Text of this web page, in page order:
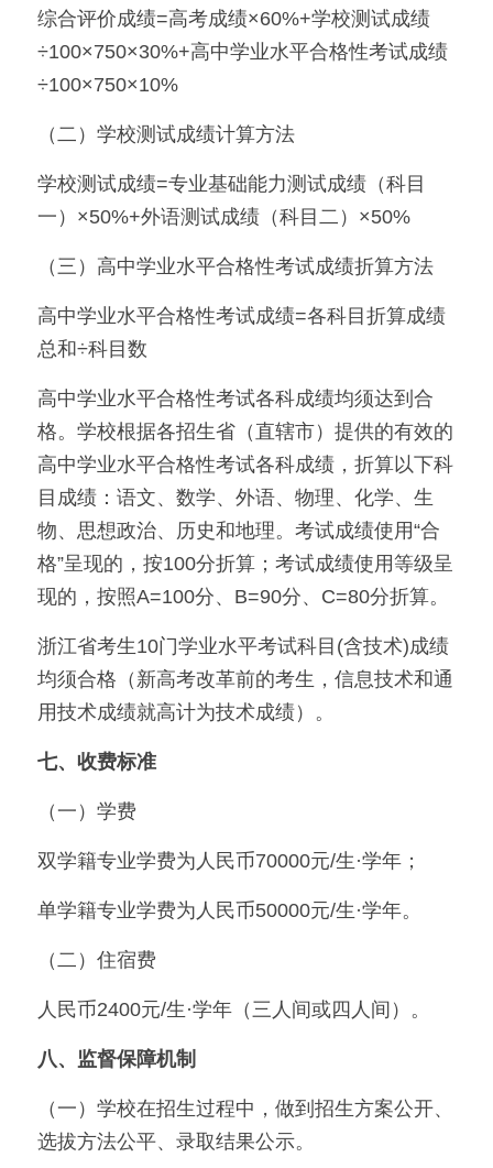
综合评价成绩=高考成绩×60%+学校测试成绩
÷100×750×30%+高中学业水平合格性考试成绩
÷100×750×10%
（二）学校测试成绩计算方法
学校测试成绩=专业基础能力测试成绩（科目
一）×50%+外语测试成绩（科目二）×50%
（三）高中学业水平合格性考试成绩折算方法
高中学业水平合格性考试成绩=各科目折算成绩
总和÷科目数
高中学业水平合格性考试各科成绩均须达到合
格。学校根据各招生省（直辖市）提供的有效的
高中学业水平合格性考试各科成绩，折算以下科
目成绩：语文、数学、外语、物理、化学、生
物、思想政治、历史和地理。考试成绩使用“合
格”呈现的，按100分折算；考试成绩使用等级呈
现的，按照A=100分、B=90分、C=80分折算。
浙江省考生10门学业水平考试科目(含技术)成绩
均须合格（新高考改革前的考生，信息技术和通
用技术成绩就高计为技术成绩）。
七、收费标准
（一）学费
双学籍专业学费为人民币70000元/生·学年；
单学籍专业学费为人民币50000元/生·学年。
（二）住宿费
人民币2400元/生·学年（三人间或四人间）。
八、监督保障机制
（一）学校在招生过程中，做到招生方案公开、
选拔方法公平、录取结果公示。